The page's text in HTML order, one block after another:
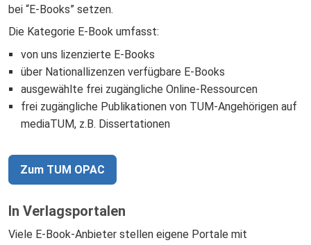
bei “E-Books” setzen.
Die Kategorie E-Book umfasst:
von uns lizenzierte E-Books
über Nationallizenzen verfügbare E-Books
ausgewählte frei zugängliche Online-Ressourcen
frei zugängliche Publikationen von TUM-Angehörigen auf
mediaTUM, z.B. Dissertationen
Zum TUM OPAC
In Verlagsportalen
Viele E-Book-Anbieter stellen eigene Portale mit